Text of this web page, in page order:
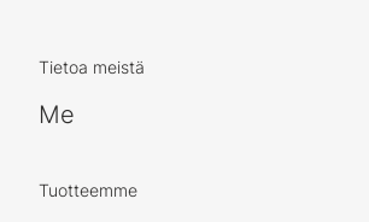
Tietoa meistä
Me
Tuotteemme